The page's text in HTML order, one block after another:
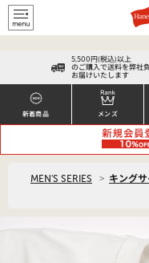
script>
5,500円(税込)以上
のご購入で送料を弊社
お届けいたします
新着商品 メンズ
MEN'S SERIES > キング